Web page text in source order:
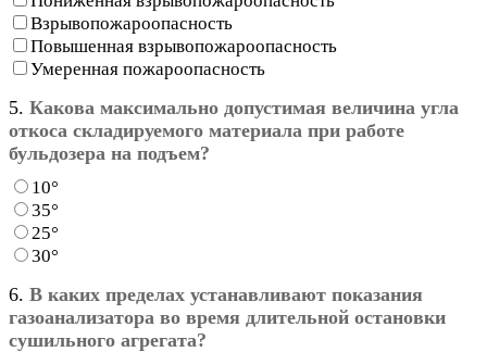
Взрывопожароопасность
Повышенная взрывопожароопасность
Умеренная пожароопасность
5. Какова максимально допустимая величина угла
откоса складируемого материала при работе
бульдозера на подъем?
10°
35°
25°
30°
6. В каких пределах устанавливают показания
газоанализатора во время длительной остановки
сушильного агрегата?